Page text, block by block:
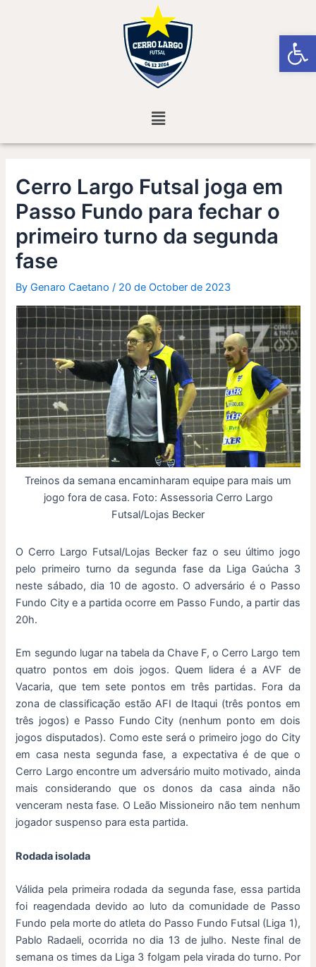
Menu
Cerro Largo Futsal joga em
Passo Fundo para fechar o
primeiro turno da segunda
fase
ByGenaro Caetano/ 20 de October de 2023
Treinos da semana encaminharam equipe para mais um
jogo fora de casa. Foto: Assessoria Cerro Largo
Futsal/Lojas Becker
O Cerro Largo Futsal/Lojas Becker faz o seu último jogo
pelo primeiro turno da segunda fase da Liga Gaúcha 3
neste sábado, dia 10 de agosto. O adversário é o Passo
Fundo City e a partida ocorre em Passo Fundo, a partir das
20h.
Em segundo lugar na tabela da Chave F, o Cerro Largo tem
quatro pontos em dois jogos. Quem lidera é a AVF de
Vacaria, que tem sete pontos em três partidas. Fora da
zona de classificação estão AFI de Itaqui (três pontos em
três jogos) e Passo Fundo City (nenhum ponto em dois
jogos disputados). Como este será o primeiro jogo do City
em casa nesta segunda fase, a expectativa é de que o
Cerro Largo encontre um adversário muito motivado, ainda
mais considerando que os donos da casa ainda não
venceram nesta fase. O Leão Missioneiro não tem nenhum
jogador suspenso para esta partida.
Rodada isolada
Válida pela primeira rodada da segunda fase, essa partida
foi reagendada devido ao luto da comunidade de Passo
Fundo pela morte do atleta do Passo Fundo Futsal (Liga 1),
Pablo Radaeli, ocorrida no dia 13 de julho. Neste final de
semana os times da Liga 3 folgam pela virada do turno. Por